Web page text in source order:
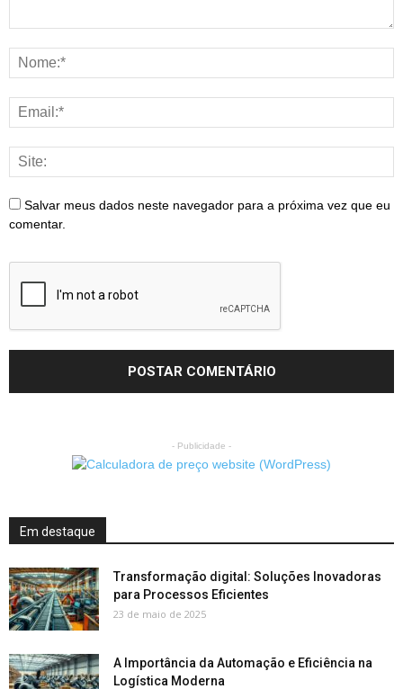
Salvar meus dados neste navegador para a próxima vez que eu
comentar.
- Publicidade -
Em destaque
Transformação digital: Soluções Inovadoras
para Processos Eficientes
23 de maio de 2025
A Importância da Automação e Eficiência na
Logística Moderna